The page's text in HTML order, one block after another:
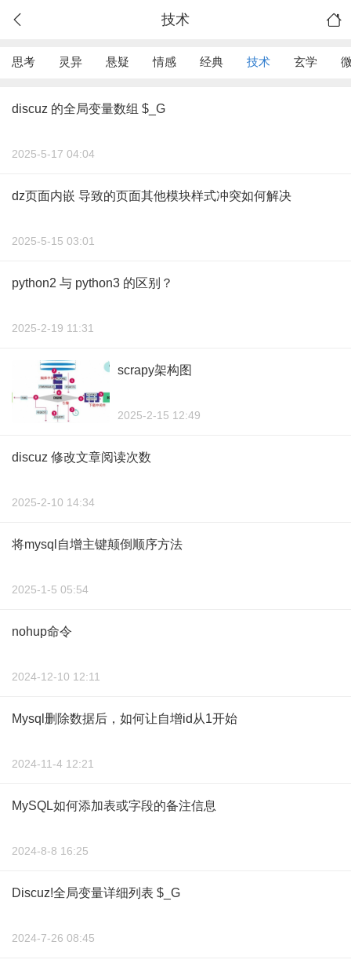
技术
思考 灵异 悬疑 情感 经典 技术 玄学
discuz 的全局变量数组 $_G
2025-5-17 04:04
dz页面内嵌 导致的页面其他模块样式冲突如何解决
2025-5-15 03:01
python2 与 python3 的区别？
2025-2-19 11:31
scrapy架构图
2025-2-15 12:49
discuz 修改文章阅读次数
2025-2-10 14:34
将mysql自增主键颠倒顺序方法
2025-1-5 05:54
nohup命令
2024-12-10 12:11
Mysql删除数据后，如何让自增id从1开始
2024-11-4 12:21
MySQL如何添加表或字段的备注信息
2024-8-8 16:25
Discuz!全局变量详细列表 $_G
2024-7-26 08:45